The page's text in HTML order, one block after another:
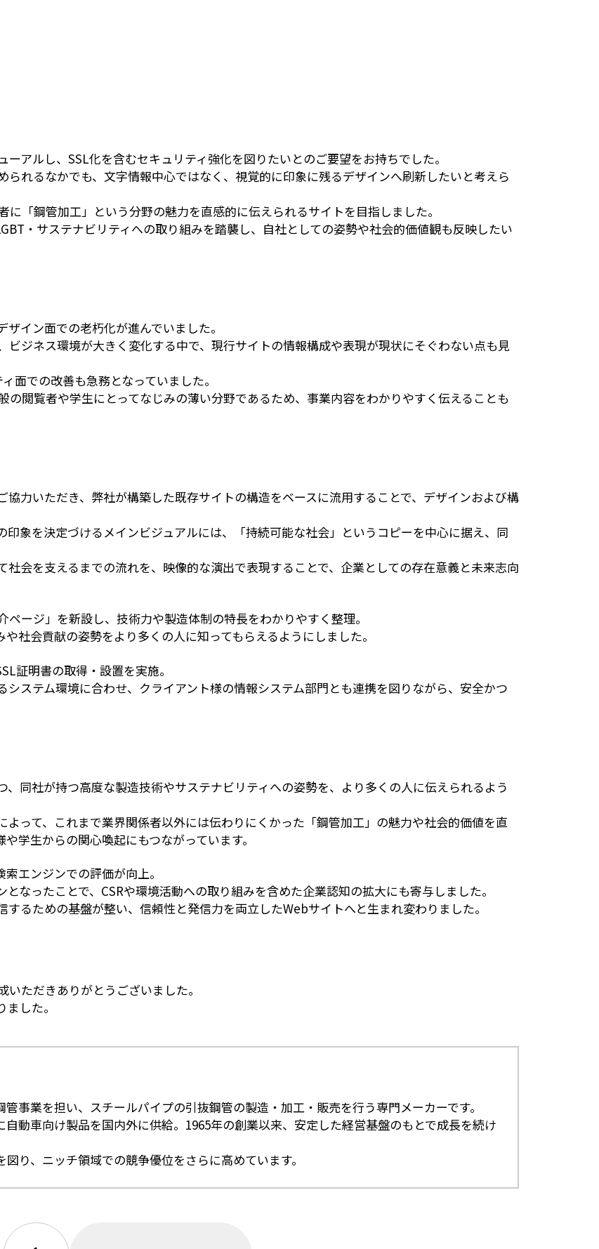
アルし、SSL化を含むセキュリティ強化を図りたいとのご要望をお持ちでした。
れるなかでも、文字情報中心ではなく、視覚的に印象に残るデザインへ刷新したいと考えら
「鋼管加工」という分野の魅力を直感的に伝えられるサイトを目指しました。
・サステナビリティへの取り組みを踏襲し、自社としての姿勢や社会的価値観も反映したい
イン面での老朽化が進んでいました。
ビジネス環境が大きく変化する中で、現行サイトの情報構成や表現が現状にそぐわない点も見
面での改善も急務となっていました。
閲覧者や学生にとってなじみの薄い分野であるため、事業内容をわかりやすく伝えることも
力いただき、弊社が構築した既存サイトの構造をベースに流用することで、デザインおよび構
象を決定づけるメインビジュアルには、「持続可能な社会」というコピーを中心に据え、同
会を支えるまでの流れを、映像的な演出で表現することで、企業としての存在意義と未来志向
ージ」を新設し、技術力や製造体制の特長をわかりやすく整理。
社会貢献の姿勢をより多くの人に知ってもらえるようにしました。
証明書の取得・設置を実施。
ステム環境に合わせ、クライアント様の情報システム部門とも連携を図りながら、安全かつ
同社が持つ高度な製造技術やサステナビリティへの姿勢を、より多くの人に伝えられるよう
よって、これまで業界関係者以外には伝わりにくかった「鋼管加工」の魅力や社会的価値を直
学生からの関心喚起にもつながっています。
エンジンでの評価が向上。
なったことで、CSRや環境活動への取り組みを含めた企業認知の拡大にも寄与しました。
るための基盤が整い、信頼性と発信力を両立したWebサイトへと生まれ変わりました。
ただきありがとうございました。
した。
管事業を担い、スチールパイプの引抜鋼管の製造‧加⼯‧販売を⾏う専⾨メーカーです。
動⾞向け製品を国内外に供給。1965年の創業以来、安定した経営基盤のもとで成⻑を続け
り、ニッチ領域での競争優位をさらに⾼めています。